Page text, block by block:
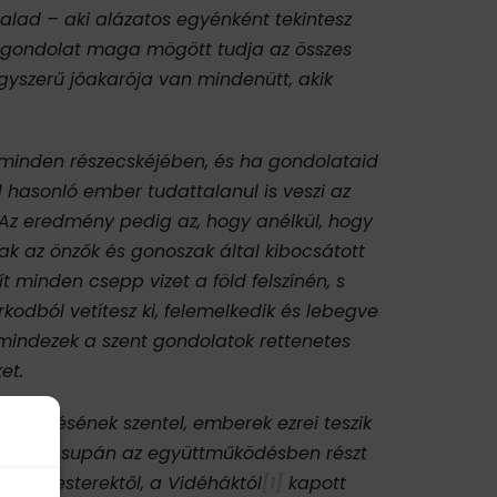
– aki alázatos egyénként tekintesz
maga mögött tudja az összes
jóakarója van mindenütt, akik
részecskéjében, és ha gondolataid
ember tudattalanul is veszi az
eredmény pedig az, hogy anélkül, hogy
az önzők és gonoszak által kibocsátott
csepp vizet a föld felszínén, s
vetítesz ki, felemelkedik és lebegve
a szent gondolatok rettenetes
szentel, emberek ezrei teszik
csupán az együttműködésben részt
Mesterektől, a Vidéháktól[1] kapott